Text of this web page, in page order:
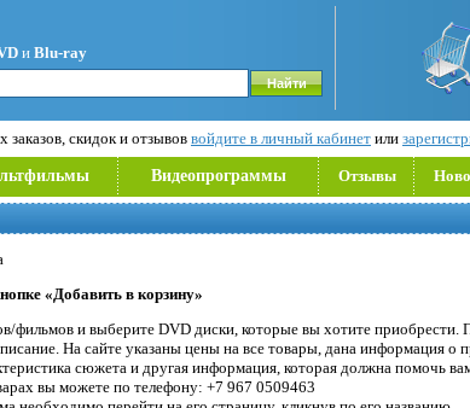
и Blu-ray
заказов, скидок и отзывов войдите в личный кабинет или
Видеопрограммы Отзывы
«Добавить в корзину»
фильмов и выберите DVD диски, которые вы хотите приобрести.
На сайте указаны цены на все товары, дана информация о
сюжета и другая информация, которая должна помочь
вы можете по телефону: +7 967 0509463